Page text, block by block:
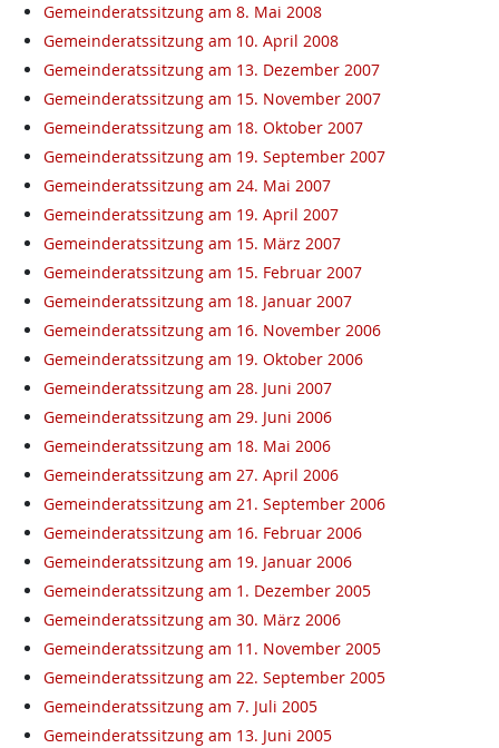
Gemeinderatssitzung am 8. Mai 2008
Gemeinderatssitzung am 10. April 2008
Gemeinderatssitzung am 13. Dezember 2007
Gemeinderatssitzung am 15. November 2007
Gemeinderatssitzung am 18. Oktober 2007
Gemeinderatssitzung am 19. September 2007
Gemeinderatssitzung am 24. Mai 2007
Gemeinderatssitzung am 19. April 2007
Gemeinderatssitzung am 15. März 2007
Gemeinderatssitzung am 15. Februar 2007
Gemeinderatssitzung am 18. Januar 2007
Gemeinderatssitzung am 16. November 2006
Gemeinderatssitzung am 19. Oktober 2006
Gemeinderatssitzung am 28. Juni 2007
Gemeinderatssitzung am 29. Juni 2006
Gemeinderatssitzung am 18. Mai 2006
Gemeinderatssitzung am 27. April 2006
Gemeinderatssitzung am 21. September 2006
Gemeinderatssitzung am 16. Februar 2006
Gemeinderatssitzung am 19. Januar 2006
Gemeinderatssitzung am 1. Dezember 2005
Gemeinderatssitzung am 30. März 2006
Gemeinderatssitzung am 11. November 2005
Gemeinderatssitzung am 22. September 2005
Gemeinderatssitzung am 7. Juli 2005
Gemeinderatssitzung am 13. Juni 2005